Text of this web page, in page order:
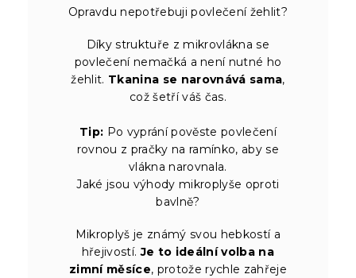
Opravdu nepotřebuji povlečení žehlit?
Díky struktuře z mikrovlákna se
povlečení nemačká a není nutné ho
žehlit. Tkanina se narovnává sama,
což šetří váš čas.
Tip: Po vyprání pověste povlečení
rovnou z pračky na ramínko, aby se
vlákna narovnala.
Jaké jsou výhody mikroplyše oproti
bavlně?
Mikroplyš je známý svou hebkostí a
hřejivostí.Je to ideální volba na
zimní měsíce, protože rychle zahřeje